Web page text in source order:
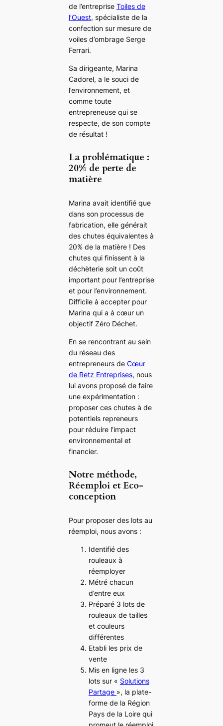
de l’entreprise Toiles de
l’Ouest, spécialiste de la
confection sur mesure de
voiles d’ombrage Serge
Ferrari.
Sa dirigeante, Marina
Cadorel, a le souci de
l’environnement, et
comme toute
entrepreneuse qui se
respecte, de son compte
de résultat !
La problématique :
20% de perte de
matière
Marina avait identifié que
dans son processus de
fabrication, elle générait
des chutes équivalentes à
20% de la matière ! Des
chutes qui finissent à la
déchèterie soit un coût
important pour l’entreprise
et pour l’environnement.
Difficile à accepter pour
Marina qui a à cœur un
objectif Zéro Déchet.
En se rencontrant au sein
du réseau des
entrepreneurs de Cœur
de Retz Entreprises, nous
lui avons proposé de faire
une expérimentation :
proposer ces chutes à de
potentiels repreneurs
pour réduire l’impact
environnemental et
financier.
Notre méthode,
Réemploi et Eco-
conception
Pour proposer des lots au
réemploi, nous avons :
Identifié des
rouleaux à
réemployer
Métré chacun
d’entre eux
Préparé 3 lots de
rouleaux de tailles
et couleurs
différentes
Etabli les prix de
vente
Mis en ligne les 3
lots sur « Solutions
Partage », la plate-
forme de la Région
Pays de la Loire qui